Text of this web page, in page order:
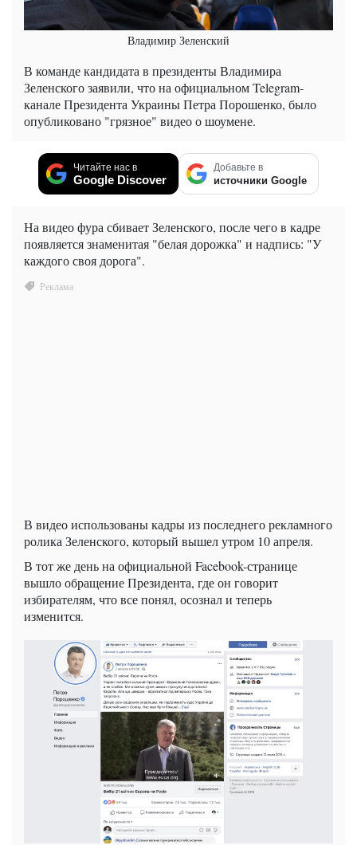
Владимир Зеленский
В команде кандидата в президенты Владимира
Зеленского заявили, что на официальном Telegram-
канале Президента Украины Петра Порошенко, было
опубликовано "грязное" видео о шоумене.
Читайте нас в
Google Discover
Добавьте в
источники Google
На видео фура сбивает Зеленского, после чего в кадре
появляется знаменитая "белая дорожка" и надпись: "У
каждого своя дорога".
В видео использованы кадры из последнего рекламного
ролика Зеленского, который вышел утром 10 апреля.
В тот же день на официальной Facebook-странице
вышло обращение Президента, где он говорит
избирателям, что все понял, осознал и теперь
изменится.